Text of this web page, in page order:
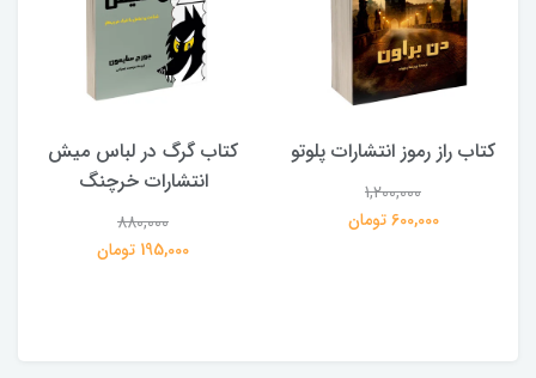
کتاب راز رموز انتشارات پلوتو
1,200,000
600,000 تومان
کتاب گرگ در لباس میش
انتشارات خرچنگ
880,000
195,000 تومان